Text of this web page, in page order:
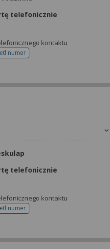
telefonicznie
kontaktu
numer
telefonu do rejestracji
telefonicznie
kontaktu
numer
telefonu do rejestracji